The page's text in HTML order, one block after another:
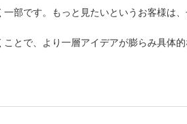
部です。もっと見たいというお客様は
とで、より一層アイデアが膨らみ具体